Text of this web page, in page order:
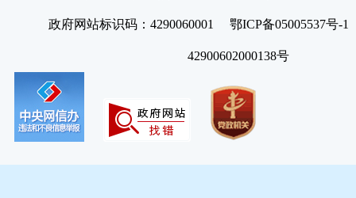
政府网站标识码：4290060001 鄂ICP备05005537号
42900602000138号